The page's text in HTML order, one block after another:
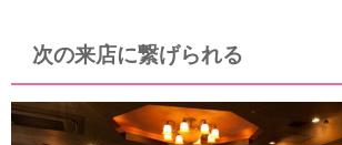
次の来店に繋げられる